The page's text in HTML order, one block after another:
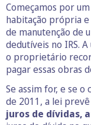
Começamos por
habitação própria
de manutenção de
dedutíveis no IRS.
o proprietário
pagar essas obras
Se assim for, e se
de 2011, a lei
juros de dívidas,